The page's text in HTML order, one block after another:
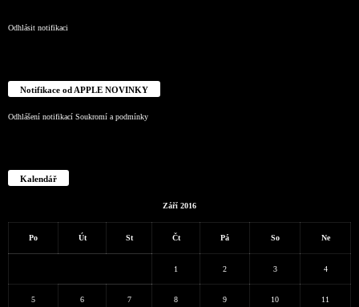
Odhlásit notifikaci
Notifikace od APPLE NOVINKY
Odhlášení notifikací Soukromí a podmínky
Kalendář
Září 2016
Po Út St Čt Pá So Ne
1 2 3 4
5 6 7 8 9 10 11